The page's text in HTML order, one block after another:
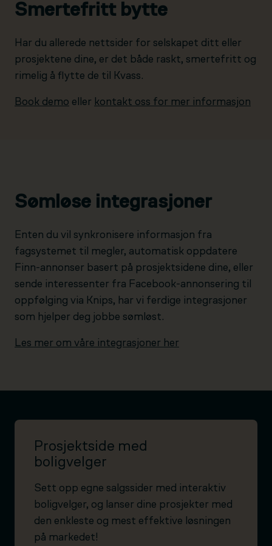
Smertefritt bytte
Har du allerede nettsider for selskapet ditt eller
prosjektene dine, er det både raskt, smertefritt og
rimelig å flytte de til Kvass.
Book demo eller kontakt oss for mer informasjon
Sømløse integrasjoner
Enten du vil synkronisere informasjon fra
fagsystemet til megler, automatisk oppdatere
Finn-annonser basert på prosjektsidene dine, eller
sende interessenter fra Facebook-annonsering til
oppfølging via Knips, har vi ferdige integrasjoner
som hjelper deg jobbe sømløst.
Les mer om våre integrasjoner her
Prosjektside med
boligvelger
Sett opp egne salgssider med interaktiv
boligvelger, og lanser dine prosjekter med
den enkleste og mest effektive løsningen
på markedet!